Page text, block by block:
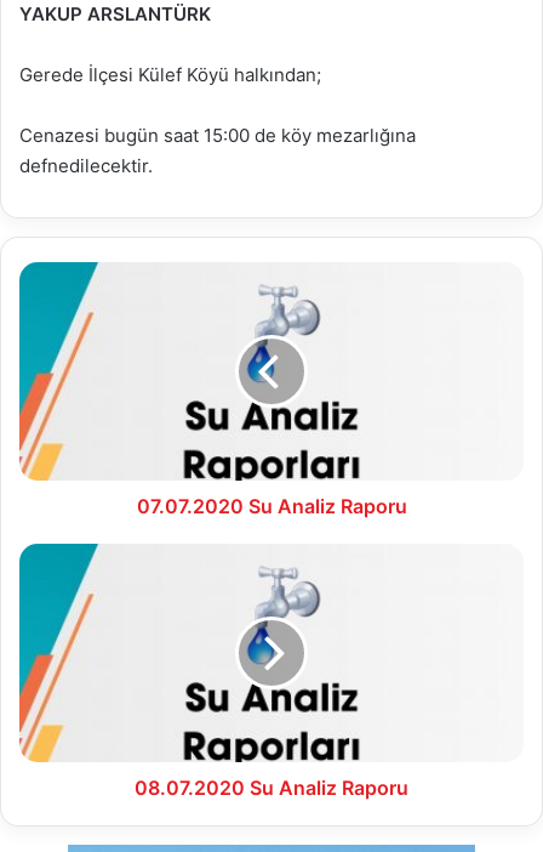
YAKUP ARSLANTÜRK
Gerede İlçesi Külef Köyü halkından;
Cenazesi bugün saat 15:00 de köy mezarlığına
defnedilecektir.
07.07.2020
Raporu
07.07.2020 Su Analiz Raporu
08.07.2020
Raporu
08.07.2020 Su Analiz Raporu